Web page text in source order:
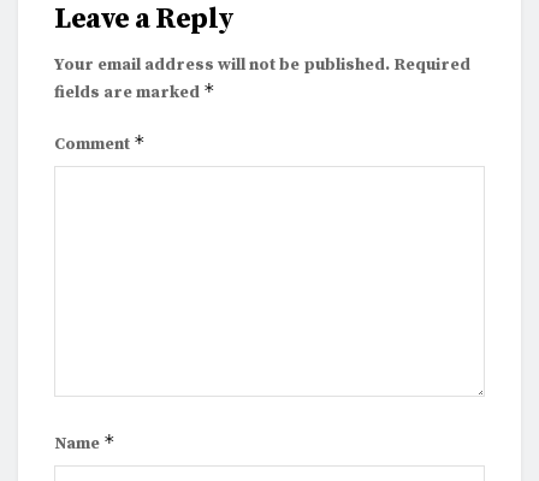
Leave a Reply
Your email address will not be published. Required
fields are marked *
Comment *
Name *